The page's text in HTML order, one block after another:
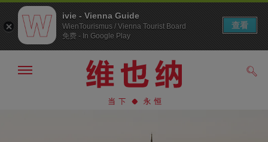
显
ivie - Vienna Guide
WienTourismus / Vienna Tourist Board
免费 - In Google Play
查看